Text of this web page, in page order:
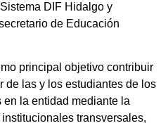
DIF Hidalgo y
de Educación
principal objetivo contribuir
de las y los estudiantes de los
la entidad mediante la
transversales,